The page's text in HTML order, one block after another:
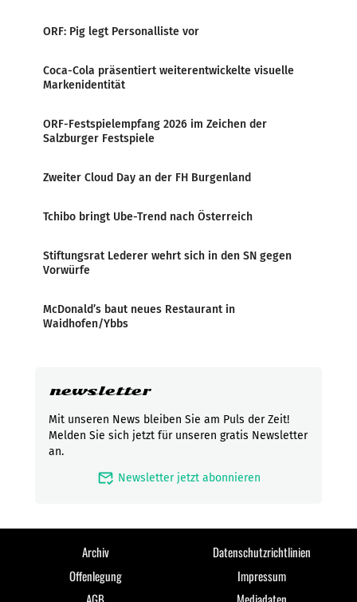
ORF: Pig legt Personalliste vor
Coca-Cola präsentiert weiterentwickelte visuelle
Markenidentität
ORF-Festspielempfang 2026 im Zeichen der
Salzburger Festspiele
Zweiter Cloud Day an der FH Burgenland
Tchibo bringt Ube-Trend nach Österreich
Stiftungsrat Lederer wehrt sich in den SN gegen
Vorwürfe
McDonald’s baut neues Restaurant in
Waidhofen/Ybbs
newsletter
Mit unseren News bleiben Sie am Puls der Zeit!
Melden Sie sich jetzt für unseren gratis Newsletter
an.
mark_email_read Newsletter jetzt abonnieren
Archiv
Datenschutzrichtlinien
Offenlegung
Impressum